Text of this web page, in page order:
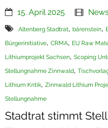
Impressionen
Termine
15. April 2025
Altenberg Stadtrat, bärenstein,
Bürgerinitiative, CRMA, EU Raw
Lithiumprojekt Sachsen, Scoping
Stellungnahme Zinnwald,
Lithium Kritik, Zinnwald Lithium
Stellungnahme
Stadtrat stimmt